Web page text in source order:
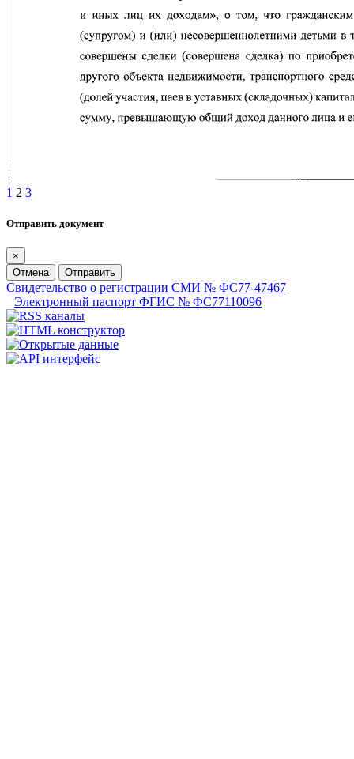
1 2 3
Отправить документ
×
Отмена
Отправить
Свидетельство о регистрации СМИ № ФС77-47467
Электронный паспорт ФГИС № ФС77110096